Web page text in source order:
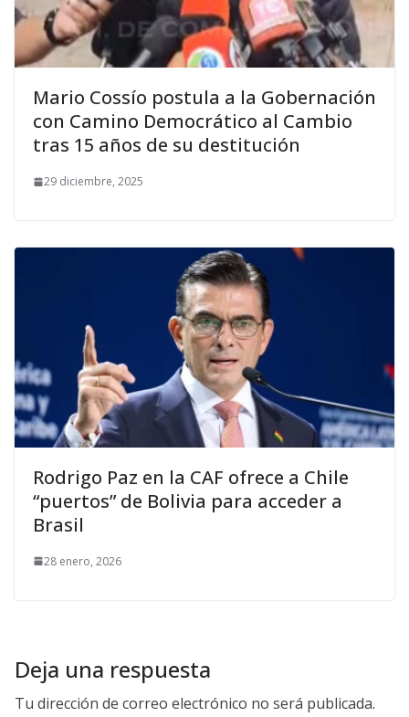
Mario Cossío postula a la Gobernación
con Camino Democrático al Cambio
tras 15 años de su destitución
29 diciembre, 2025
Rodrigo Paz en la CAF ofrece a Chile
“puertos” de Bolivia para acceder a
Brasil
28 enero, 2026
Deja una respuesta
Tu dirección de correo electrónico no será publicada.